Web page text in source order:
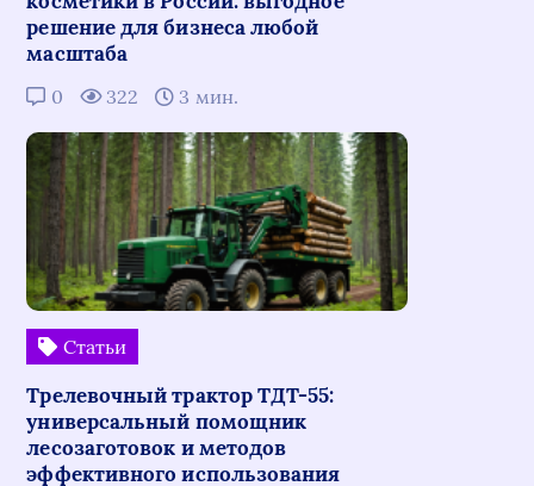
решение для бизнеса любой
масштаба
0 322 3 мин.
Статьи
Трелевочный трактор ТДТ-55:
универсальный помощник
лесозаготовок и методов
эффективного использования